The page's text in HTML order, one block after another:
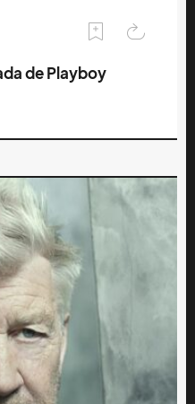
de Playboy